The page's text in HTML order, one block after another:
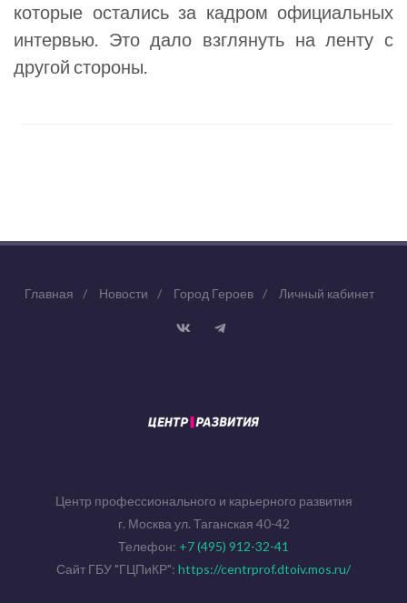
которые остались за кадром официальных
интервью. Это дало взглянуть на ленту с
другой стороны.
Центр профессионального и карьерного развития
г. Москва ул. Таганская 40-42
Телефон: +7 (495) 912-32-41
Сайт ГБУ "ГЦПиКР": https://centrprof.dtoiv.mos.ru/
Главная / Новости / Город Героев / Личный кабинет